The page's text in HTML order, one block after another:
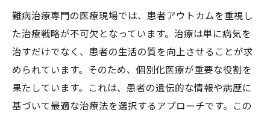
難病治療専門の医療現場では、患者アウトカムを重視し
た治療戦略が不可欠となっています。治療は単に病気を
治すだけでなく、患者の生活の質を向上させることが求
められています。そのため、個別化医療が重要な役割を
果たしています。これは、患者の遺伝的な情報や病歴に
基づいて最適な治療法を選択するアプローチです。この